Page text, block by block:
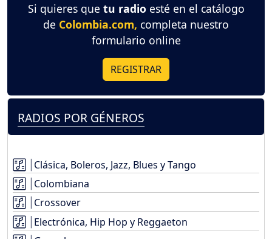
Si quieres que tu radio esté en el catálogo
de Colombia.com, completa nuestro
formulario online
REGISTRAR
RADIOS POR GÉNEROS
Clásica, Boleros, Jazz, Blues y Tango
Colombiana
Crossover
Electrónica, Hip Hop y Reggaeton